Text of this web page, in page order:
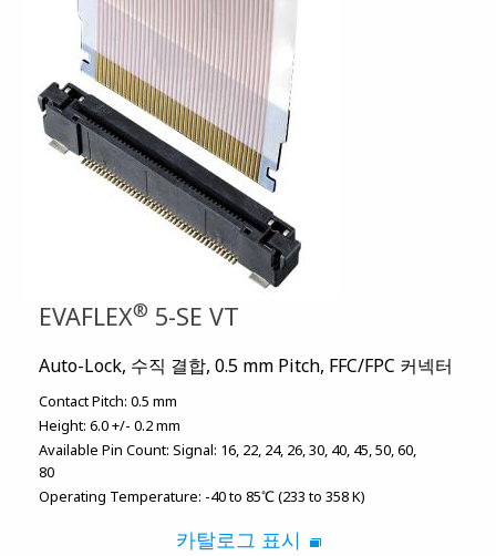
EVAFLEX® 5-SE VT
Auto-Lock, 수직 결합, 0.5 mm Pitch, FFC/FPC 커넥터
Contact Pitch: 0.5 mm
Height: 6.0 +/- 0.2 mm
Available Pin Count: Signal: 16, 22, 24, 26, 30, 40, 45, 50, 60,
80
Operating Temperature: -40 to 85℃ (233 to 358 K)
카탈로그 표시